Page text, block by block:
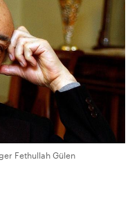
Fethullah Gülen